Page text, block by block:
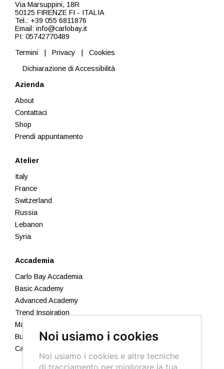
Noi usiamo i cookies
Noi usiamo i cookies e altre tecniche
di tracciamento per migliorare la tua
Via Marsuppini, 18R
50125 FIRENZE FI - ITALIA
Tel.: +39 055 6811876
Email: info@carlobay.it
PI: 05742770489
Termini
Privacy
Cookies
Dichiarazione di Accessibilità
Azienda
About
Contattaci
Shop
Prendi appuntamento
Atelier
Italy
France
Switzerland
Russia
Lebanon
Syria
Accademia
Carlo Bay Accademia
Basic Academy
Advanced Academy
Trend Inspiration
Makeup
Business Academy
Calendario 2026